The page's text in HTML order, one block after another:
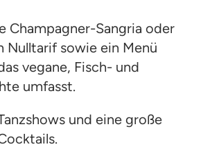
Champagner-Sangria oder
Nulltarif sowie ein Menü
vegane, Fisch- und
umfasst.
und eine große